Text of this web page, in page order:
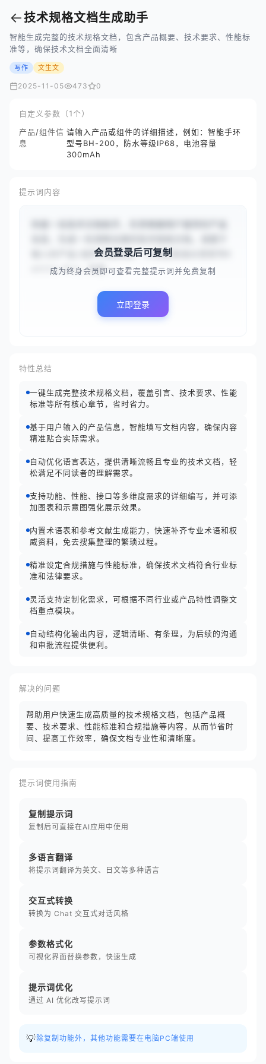
←技术规格文档生成助手
智能生成完整的技术规格文档，包含产品概要、技术要求、性能标
准等，确保技术文档全面清晰
写作 文生文
2025-11-05 473 0
自定义参数（1个）
产品/组件信
息
请输入产品或组件的详细描述，例如：智能手环
型号BH-200，防水等级IP68，电池容量
300mAh
提示词内容
输入的产品/组件详细信息：{{智能恒温水壶型号K
ettle-Pro，容量...
会员登录后可复制
成为终身会员即可查看完整提示词并免费复制
立即登录
特性总结
一键生成完整技术规格文档，覆盖引言、技术要求、性能
标准等所有核心章节，省时省力。
基于用户输入的产品信息，智能填写文档内容，确保内容
精准贴合实际需求。
自动优化语言表达，提供清晰流畅且专业的技术文档，轻
松满足不同读者的理解需求。
支持功能、性能、接口等多维度需求的详细编写，并可添
加图表和示意图强化展示效果。
内置术语表和参考文献生成能力，快速补齐专业术语和权
威资料，免去搜集整理的繁琐过程。
精准设定合规措施与性能标准，确保技术文档符合行业标
准和法律要求。
灵活支持定制化需求，可根据不同行业或产品特性调整文
档重点模块。
自动结构化输出内容，逻辑清晰、有条理，为后续的沟通
和审批流程提供便利。
解决的问题
帮助用户快速生成高质量的技术规格文档，包括产品概
要、技术要求、性能标准和合规措施等内容，从而节省时
间、提高工作效率，确保文档专业性和清晰度。
提示词使用指南
复制提示词
复制后可直接在AI应用中使用
多语言翻译
将提示词翻译为英文、日文等多种语言
交互式转换
转换为 Chat 交互式对话风格
参数格式化
可视化界面替换参数，快速生成
提示词优化
通过 AI 优化改写提示词
💡 除复制功能外，其他功能需要在电脑PC端使用